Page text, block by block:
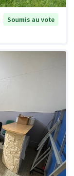
Soumis au vote